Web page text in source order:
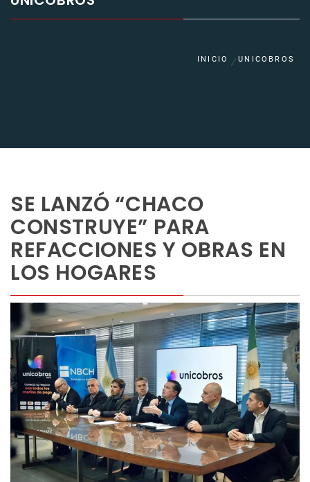
INICIO UNICOBROS
SE LANZÓ “CHACO
CONSTRUYE” PARA
REFACCIONES Y OBRAS EN
LOS HOGARES